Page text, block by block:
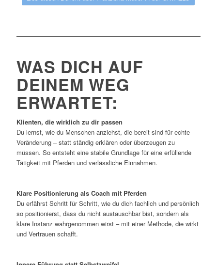
WAS DICH AUF
DEINEM WEG
ERWARTET:
Klienten, die wirklich zu dir passen
Du lernst, wie du Menschen anziehst, die bereit sind für echte
Veränderung – statt ständig erklären oder überzeugen zu
müssen. So entsteht eine stabile Grundlage für eine erfüllende
Tätigkeit mit Pferden und verlässliche Einnahmen.
Klare Positionierung als Coach mit Pferden
Du erfährst Schritt für Schritt, wie du dich fachlich und persönlich
so positionierst, dass du nicht austauschbar bist, sondern als
klare Instanz wahrgenommen wirst – mit einer Methode, die wirkt
und Vertrauen schafft.